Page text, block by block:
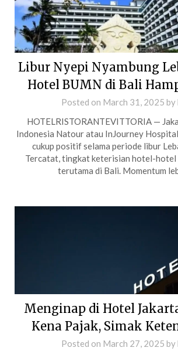
Libur Nyepi Nyambung
Hotel BUMN di Bali
Posted on March 31, 2025 by
HOTELRISTORANTEVITTORIA —
Indonesia Natour atau InJourney
cukup positif selama periode libur
Tercatat, tingkat keterisian hotel-hotel
terutama di Bali. Momentum
Menginap di Hotel
Kena Pajak, Simak
Posted on March 27, 2025 by